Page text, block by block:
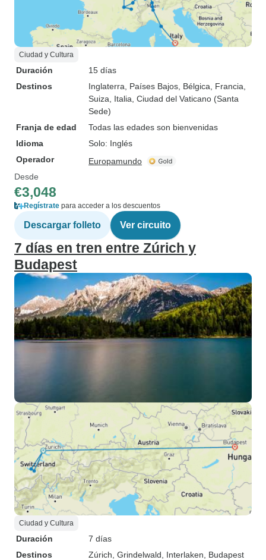
Ciudad y Cultura
Duración
15 días
Destinos
Inglaterra , Países Bajos , Bélgica , Francia
Suiza , Italia , Ciudad del Vaticano (Santa
Sede)
Franja de edad
Todas las edades son bienvenidas
Idioma
Solo: Inglés
Operador
Europamundo
Desde
€3,048
Regístrate para acceder a los descuentos
Descargar folleto Ver circuito
7 días en tren entre Zúrich y
Budapest
Ciudad y Cultura
Duración
7 días
Destinos
Zúrich , Grindelwald , Interlaken , Budapest